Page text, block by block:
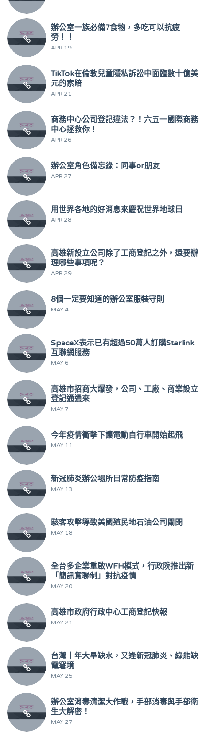
辦公室一族必備7食物，多吃可以抗疲
勞！！
APR 19
TikTok在倫敦兒童隱私訴訟中面臨數十億美
元的索賠
APR 21
商務中心公司登記違法？！六五一國際商務
中心拯救你！
APR 26
辦公室角色備忘錄：同事or朋友
APR 27
用世界各地的好消息來慶祝世界地球日
APR 28
高雄新設立公司除了工商登記之外，還要辦
理哪些事項呢？
APR 29
8個一定要知道的辦公室服裝守則
MAY 4
SpaceX表示已有超過50萬人訂購Starlink
互聯網服務
MAY 6
高雄市招商大爆發，公司、工廠、商業設立
登記通通來
MAY 7
今年疫情衝擊下讓電動自行車開始起飛
MAY 11
新冠肺炎辦公場所日常防疫指南
MAY 13
駭客攻擊導致美國殖民地石油公司關閉
MAY 18
全台多企業重啟WFH模式，行政院推出新
「簡訊實聯制」對抗疫情
MAY 20
高雄市政府行政中心工商登記快報
MAY 21
台灣十年大旱缺水，又逢新冠肺炎、綠能缺
電窘境
MAY 25
辦公室消毒清潔大作戰，手部消毒與手部衛
生大解密！
MAY 27